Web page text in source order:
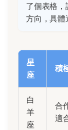
了個表格
方向，具體
星
座
積
白
羊
座
合
適